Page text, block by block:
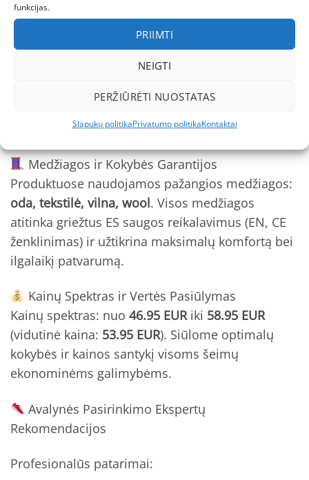
funkcijas.
PRIIMTI
NEIGTI
PERŽIŪRĖTI NUOSTATAS
Slapukų politikaPrivatumo politikaKontaktai
Profesionalus Pasirinkimas
Aukščiausios kokybės barefoot batai su
pašiltinimu berniukams kolekcija.
rasite 9 kruopščiai atrinktų produktų, kurie
saugos standartus.
Medžiagos ir Kokybės Garantijos
Produktuose naudojamos pažangios medžiagos:
oda, tekstilė, vilna, wool. Visos medžiagos
atitinka griežtus ES saugos reikalavimus (EN, CE
ženklinimas) ir užtikrina maksimalų komfortą bei
ilgalaikį patvarumą.
Kainų Spektras ir Vertės Pasiūlymas
Kainų spektras: nuo 46.95 EURiki 58.95 EUR
(vidutinė kaina: 53.95 EUR). Siūlome optimalų
kokybės ir kainos santykį visoms šeimų
ekonominėms galimybėms.
Avalynės Pasirinkimo Ekspertų
Rekomendacijos
Profesionalūs patarimai: